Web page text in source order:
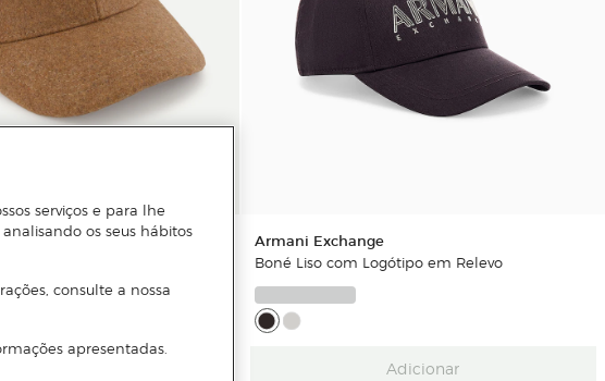
Armani Exchange
Boné Liso com Logótipo em Relevo
Adicionar
serviços e para lhe
os seus hábitos
consulte a nossa
apresentadas.